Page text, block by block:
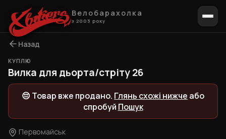
Велобарахолка
з 2003 року
Назад
КУПЛЮ
Вилка для дьорта/стріту 26
😔 Товар вже продано. Глянь схожі нижче або
спробуй Пошук
Первомайськ